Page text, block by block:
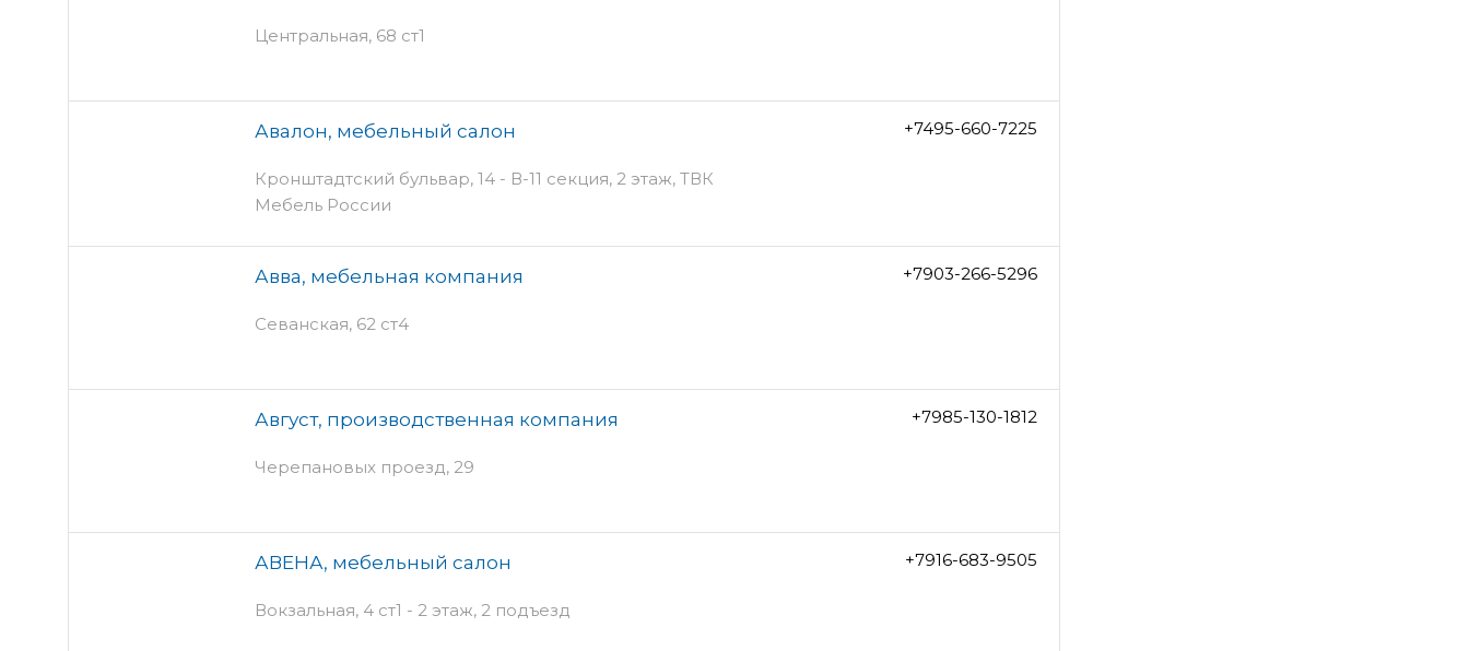
Центральная, 68 ст1
Авалон, мебельный салон
Кронштадтский бульвар, 14 - В-11 секция, 2 этаж, ТВК
Мебель России
+7495-660-7225
Авва, мебельная компания
Севанская, 62 ст4
+7903-266-5296
Август, производственная компания
Черепановых проезд, 29
+7985-130-1812
АВЕНА, мебельный салон
Вокзальная, 4 ст1 - 2 этаж, 2 подъезд
+7916-683-9505